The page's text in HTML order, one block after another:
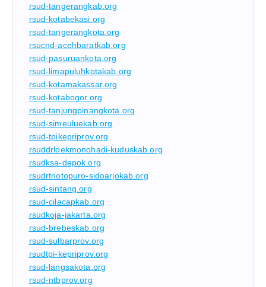
rsud-tangerangkab.org
rsud-kotabekasi.org
rsud-tangerangkota.org
rsucnd-acehbaratkab.org
rsud-pasuruankota.org
rsud-limapuluhkotakab.org
rsud-kotamakassar.org
rsud-kotabogor.org
rsud-tanjungpinangkota.org
rsud-simeuluekab.org
rsud-tpikepriprov.org
rsuddrloekmonohadi-kuduskab.org
rsudksa-depok.org
rsudrtnotopuro-sidoarjokab.org
rsud-sintang.org
rsud-cilacapkab.org
rsudkoja-jakarta.org
rsud-brebeskab.org
rsud-sulbarprov.org
rsudtpi-kepriprov.org
rsud-langsakota.org
rsud-ntbprov.org